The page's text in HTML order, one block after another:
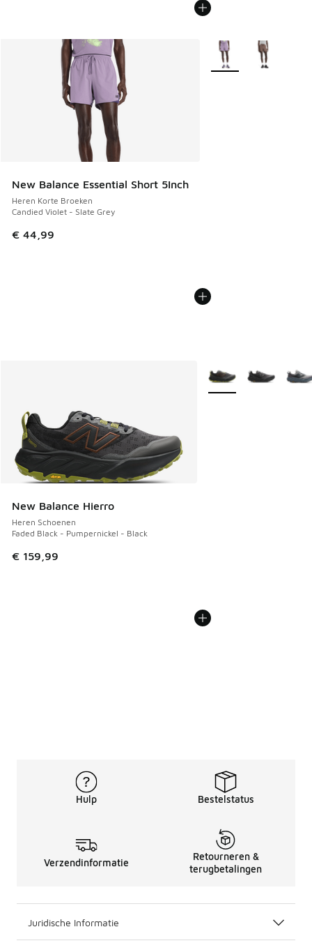
New Balance Essential Short 5Inch
Heren Korte Broeken
Candied Violet - Slate Grey
€ 44,99
Meer kleuren
New Balance Hierro
Heren Schoenen
Faded Black - Pumpernickel - Black
€ 159,99
Meer kleuren
Hulp Bestelstatus
Verzendinformatie
Retourneren &
terugbetalingen
Juridische Informatie